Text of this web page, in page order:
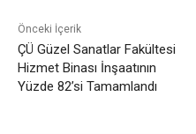
Önceki İçerik
ÇÜ Güzel Sanatlar Fakültesi
Hizmet Binası İnşaatının
Yüzde 82’si Tamamlandı